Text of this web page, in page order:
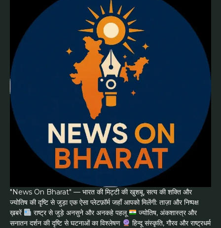
"News On Bharat" — भारत की मिट्टी की खुशबू, सत्य की शक्ति और
ज्योतिष की दृष्टि से जुड़ा एक ऐसा प्लेटफ़ॉर्म जहाँ आपको मिलेंगी: ताज़ा और निष्पक्ष
ख़बरें
राष्ट्र से जुड़े अनसुने और अनकहे पहलू
ज्योतिष, अंकशास्त्र और
सनातन दर्शन की दृष्टि से घटनाओं का विश्लेषण
हिन्दू संस्कृति, गौरव और राष्ट्रधर्म